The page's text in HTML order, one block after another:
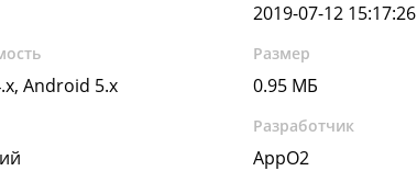
2019-07-12 15:17:26
Android 5.x
Размер
0.95 МБ
Разработчик
AppO2